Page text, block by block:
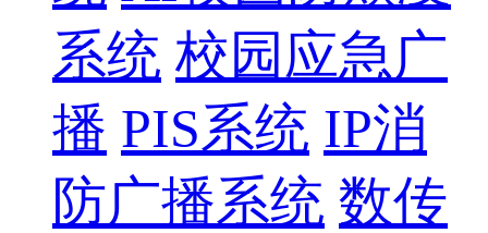
系统 校园应急广
播 PIS系统 IP消
防广播系统 数传